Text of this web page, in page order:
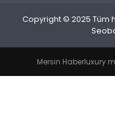
Copyright © 2025 Tüm
Mersin Haberluxury